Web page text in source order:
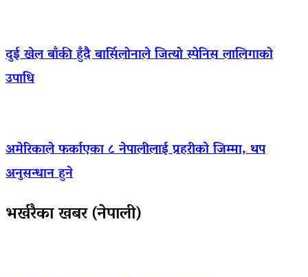
दुई खेल बाँकी हुँदै बार्सिलोनाले जित्यो स्पेनिस लालिगाको
उपाधि
अमेरिकाले फर्काएका ८ नेपालीलाई प्रहरीको जिम्मा, थप
अनुसन्धान हुने
भर्खरैका खबर (नेपाली)